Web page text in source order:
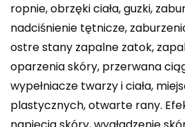
ropnie, obrzęki ciała, guzki,
nadciśnienie tętnicze,
ostre stany zapalne zatok,
oparzenia skóry, przerwana
wypełniacze twarzy i ciała,
plastycznych, otwarte rany.